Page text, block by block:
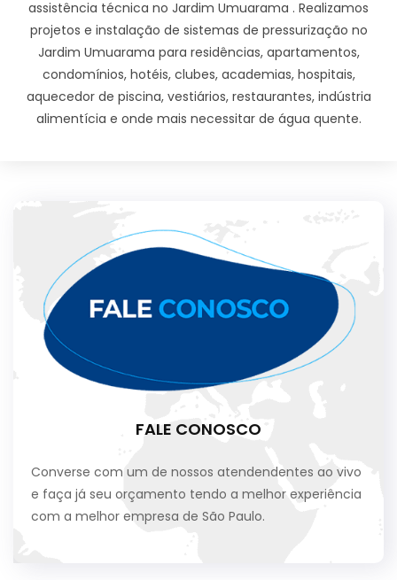
assistência técnica no Jardim Umuarama . Realizamos
projetos e instalação de sistemas de pressurização no
Jardim Umuarama para residências, apartamentos,
condomínios, hotéis, clubes, academias, hospitais,
aquecedor de piscina, vestiários, restaurantes, indústria
alimentícia e onde mais necessitar de água quente.
FALE CONOSCO
Converse com um de nossos atendendentes ao vivo
e faça já seu orçamento tendo a melhor experiência
com a melhor empresa de São Paulo.